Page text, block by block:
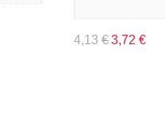
4,13 €3,72 €